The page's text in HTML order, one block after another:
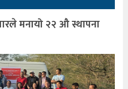
मनायो २२ औ स्थापना